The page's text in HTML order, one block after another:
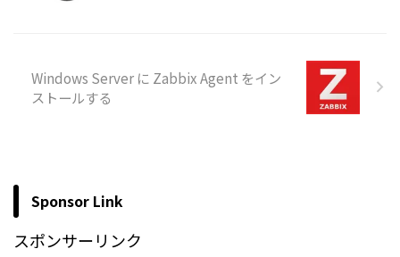
Windows Server に Zabbix Agent をイン
ストールする
Sponsor Link
スポンサーリンク